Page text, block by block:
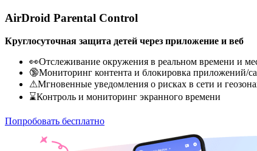
AirDroid Parental Control
Круглосуточная защита детей через приложение и веб
👀Отслеживание окружения в реальном времени и
🔞Мониторинг контента и блокировка приложений/
⚠Мгновенные уведомления о рисках в сети и
⌛Контроль и мониторинг экранного времени
Попробовать бесплатно